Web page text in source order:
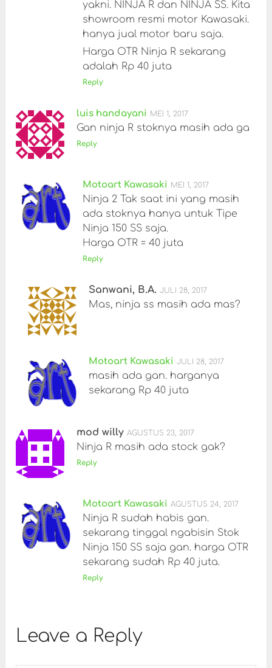
yakni. NINJA R dan NINJA SS. Kita
showroom resmi motor Kawasaki.
hanya jual motor baru saja.
Harga OTR Ninja R sekarang
adalah Rp 40 juta
Reply
luis handayani MEI 1, 2017
Gan ninja R stoknya masih ada ga
Reply
Motoart Kawasaki MEI 1, 2017
Ninja 2 Tak saat ini yang masih
ada stoknya hanya untuk Tipe
Ninja 150 SS saja.
Harga OTR = 40 juta
Reply
Sanwani, B.A. JULI 28, 2017
Mas, ninja ss masih ada mas?
Motoart Kawasaki JULI 28, 2017
masih ada gan. harganya
sekarang Rp 40 juta
mod willy AGUSTUS 23, 2017
Ninja R masih ada stock gak?
Reply
Motoart Kawasaki AGUSTUS 24, 2017
Ninja R sudah habis gan.
sekarang tinggal ngabisin Stok
Ninja 150 SS saja gan. harga OTR
sekarang sudah Rp 40 juta.
Reply
Leave a Reply